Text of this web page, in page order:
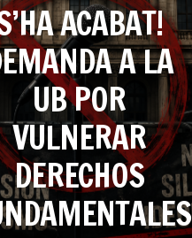
ACABAT!
A LA
UB POR
VULNERAR
DERECHOS